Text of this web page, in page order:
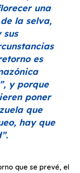
una
la selva,
sus
es
y porque
poner
que
hay que
.
que se prevé, el